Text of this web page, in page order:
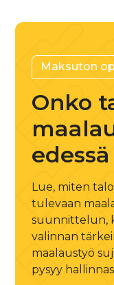
Maksuton
Onko
Lue, miten
tulevaan
suunnittelun,
valinnan
maalaustyö
pysyy